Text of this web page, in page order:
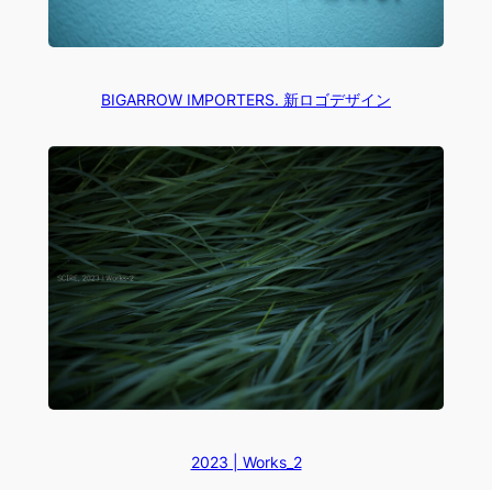
BIGARROW IMPORTERS. 新ロゴデザイン
2023 | Works_2